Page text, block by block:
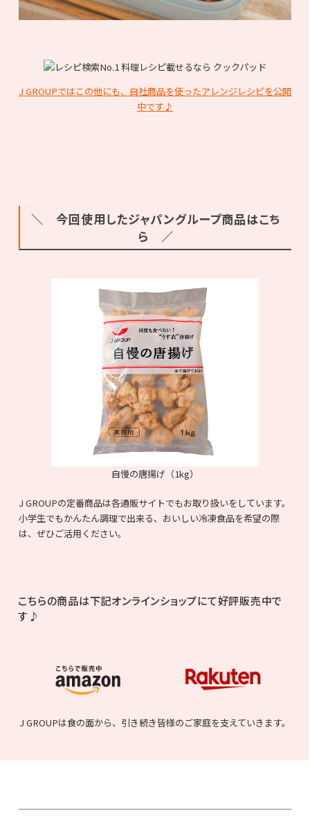
J GROUPではこの他にも、自社商品を使ったアレンジレシピを公開
中です♪
＼ 今回使用したジャパングループ商品はこち
ら ／
自慢の唐揚げ（1kg）
J GROUPの定番商品は各通販サイトでもお取り扱いをしています。
小学生でもかんたん調理で出来る、おいしい冷凍食品を希望の際
は、ぜひご活用ください。
こちらの商品は下記オンラインショップにて好評販売中で
す♪
J GROUPは食の面から、引き続き皆様のご家庭を支えていきます。